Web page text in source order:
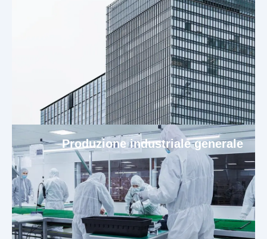
Produzione industriale generale